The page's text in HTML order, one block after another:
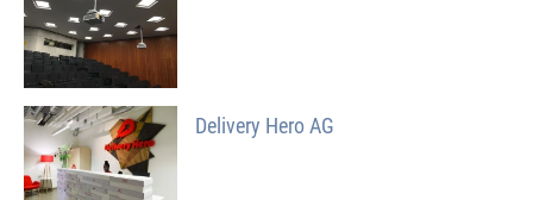
Delivery Hero AG